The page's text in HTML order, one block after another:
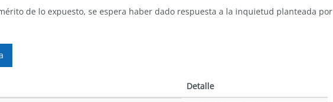
de lo expuesto, se espera haber dado respuesta a la inquietud planteada por
Detalle